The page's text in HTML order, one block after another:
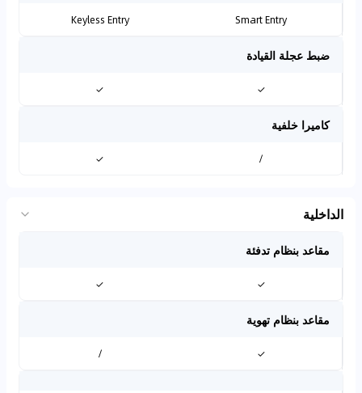
Smart Entry
Keyless Entry
ضبط عجلة القيادة
✓
✓
كاميرا خلفية
/
✓
الداخلية
مقاعد بنظام تدفئة
✓
✓
مقاعد بنظام تهوية
✓
/